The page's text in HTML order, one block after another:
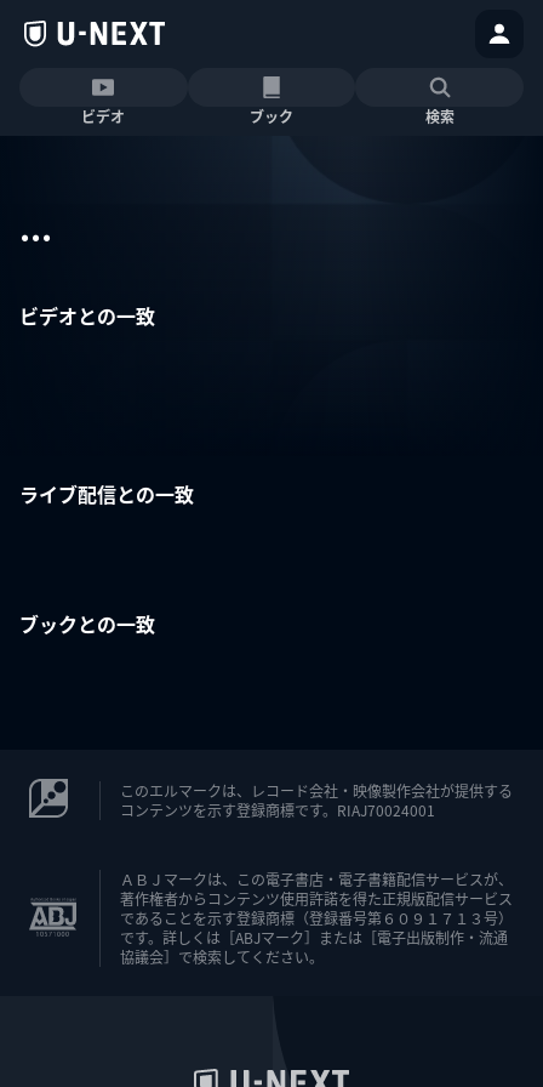
ビデオ ブック 検索
...
ビデオとの一致
ライブ配信との一致
ブックとの一致
このエルマークは、レコード会社・映像製作会社が提供する
コンテンツを示す登録商標です。RIAJ70024001
ＡＢＪマークは、この電子書店・電子書籍配信サービスが、
著作権者からコンテンツ使用許諾を得た正規版配信サービス
であることを示す登録商標（登録番号第６０９１７１３号）
です。詳しくは［ABJマーク］または［電子出版制作・流通
協議会］で検索してください。